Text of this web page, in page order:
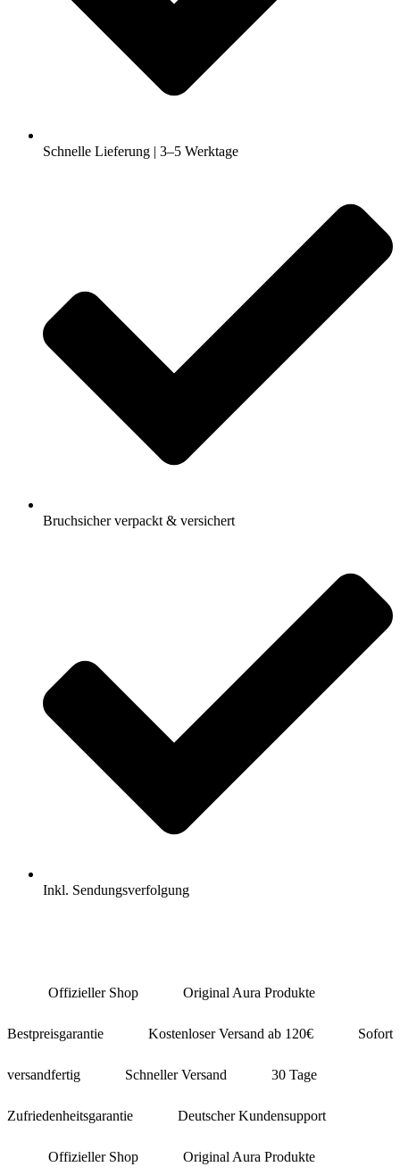
Schnelle Lieferung | 3–5 Werktage
Bruchsicher verpackt & versichert
Inkl. Sendungsverfolgung
Offizieller Shop Original Aura Produkte
Bestpreisgarantie Kostenloser Versand ab 120€ Sofort
versandfertig Schneller Versand 30 Tage
Zufriedenheitsgarantie Deutscher Kundensupport
Offizieller Shop Original Aura Produkte